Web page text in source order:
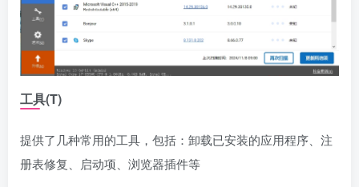
工具(T)
提供了几种常用的工具，包括：卸载已安装的应用程序、注
册表修复、启动项、浏览器插件等